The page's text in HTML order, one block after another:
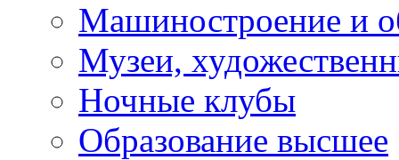
Машиностроение и
Музеи,
Ночные клубы
Образование высшее